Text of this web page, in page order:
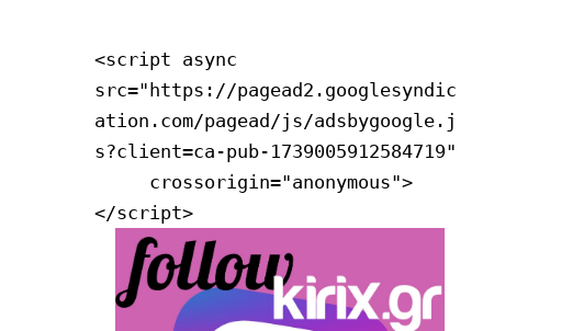
<script async
src="https://pagead2.googlesyndic
ation.com/pagead/js/adsbygoogle.j
s?client=ca-pub-1739005912584719"
</script>